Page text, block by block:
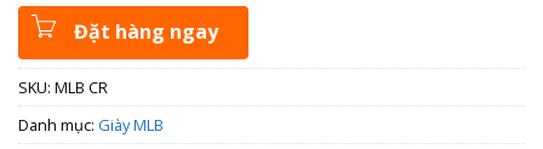
Đặt hàng ngay
SKU: MLB CR
Danh mục: Giày MLB